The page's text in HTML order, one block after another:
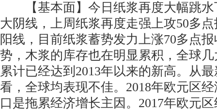
【基本面】今日纸浆再度大幅跳水
大阴线，上周纸浆再度走强上攻50多
阳线，目前纸浆蓄势发力上涨70多点
势，木浆的库存也在明显累积，全球
累计已经达到2013年以来的新高。从
看，全球均表现不佳。2018年欧元区
口是拖累经济增长主因。2017年欧元